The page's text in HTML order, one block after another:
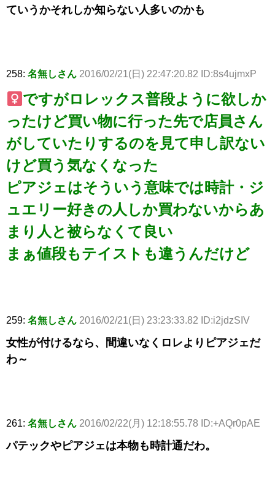
ていうかそれしか知らない人多いのかも
258: 名無しさん 2016/02/21(日) 22:47:20.82 ID:8s4ujmxP
ですがロレックス普段ように欲しか
ったけど買い物に行った先で店員さん
がしていたりするのを見て申し訳ない
けど買う気なくなった
ピアジェはそういう意味では時計・ジ
ュエリー好きの人しか買わないからあ
まり人と被らなくて良い
まぁ値段もテイストも違うんだけど
259: 名無しさん 2016/02/21(日) 23:23:33.82 ID:i2jdzSIV
女性が付けるなら、間違いなくロレよりピアジェだ
わ～
261: 名無しさん 2016/02/22(月) 12:18:55.78 ID:+AQr0pAE
パテックやピアジェは本物も時計通だわ。